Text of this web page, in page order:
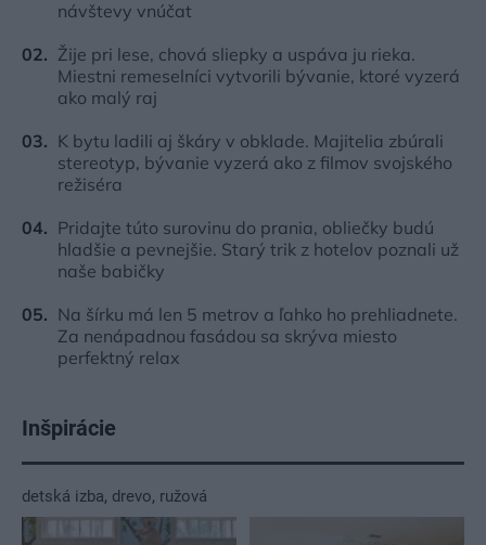
návštevy vnúčat
Žije pri lese, chová sliepky a uspáva ju rieka.
Miestni remeselníci vytvorili bývanie, ktoré vyzerá
ako malý raj
K bytu ladili aj škáry v obklade. Majitelia zbúrali
stereotyp, bývanie vyzerá ako z filmov svojského
režiséra
Pridajte túto surovinu do prania, obliečky budú
hladšie a pevnejšie. Starý trik z hotelov poznali už
naše babičky
Na šírku má len 5 metrov a ľahko ho prehliadnete.
Za nenápadnou fasádou sa skrýva miesto
perfektný relax
Inšpirácie
detská izba, drevo, ružová